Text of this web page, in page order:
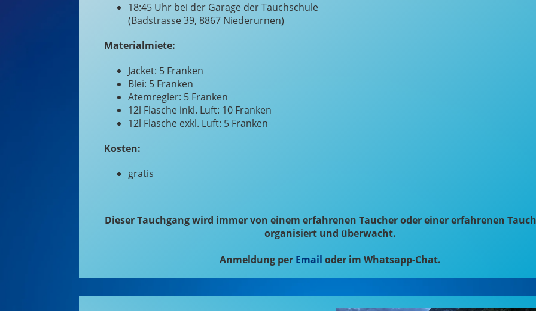
18:45 Uhr bei der Garage der Tauchschule
(Badstrasse 39, 8867 Niederurnen)
Materialmiete:
Jacket: 5 Franken
Blei: 5 Franken
Atemregler: 5 Franken
12l Flasche inkl. Luft: 10 Franken
12l Flasche exkl. Luft: 5 Franken
Kosten:
gratis
Dieser Tauchgang wird immer von einem erfahrenen Taucher oder einer erfahrenen
organisiert und überwacht.
Anmeldung per Email oder im Whatsapp-Chat.